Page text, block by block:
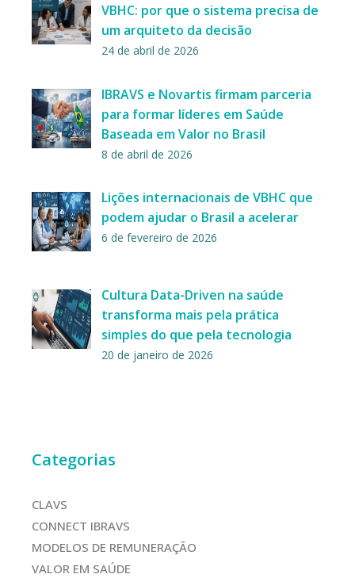
VBHC: por que o sistema precisa de
um arquiteto da decisão
24 de abril de 2026
IBRAVS e Novartis firmam parceria
para formar líderes em Saúde
Baseada em Valor no Brasil
8 de abril de 2026
Lições internacionais de VBHC que
podem ajudar o Brasil a acelerar
6 de fevereiro de 2026
Cultura Data-Driven na saúde
transforma mais pela prática
simples do que pela tecnologia
20 de janeiro de 2026
Categorias
CLAVS
CONNECT IBRAVS
MODELOS DE REMUNERAÇÃO
VALOR EM SAÚDE